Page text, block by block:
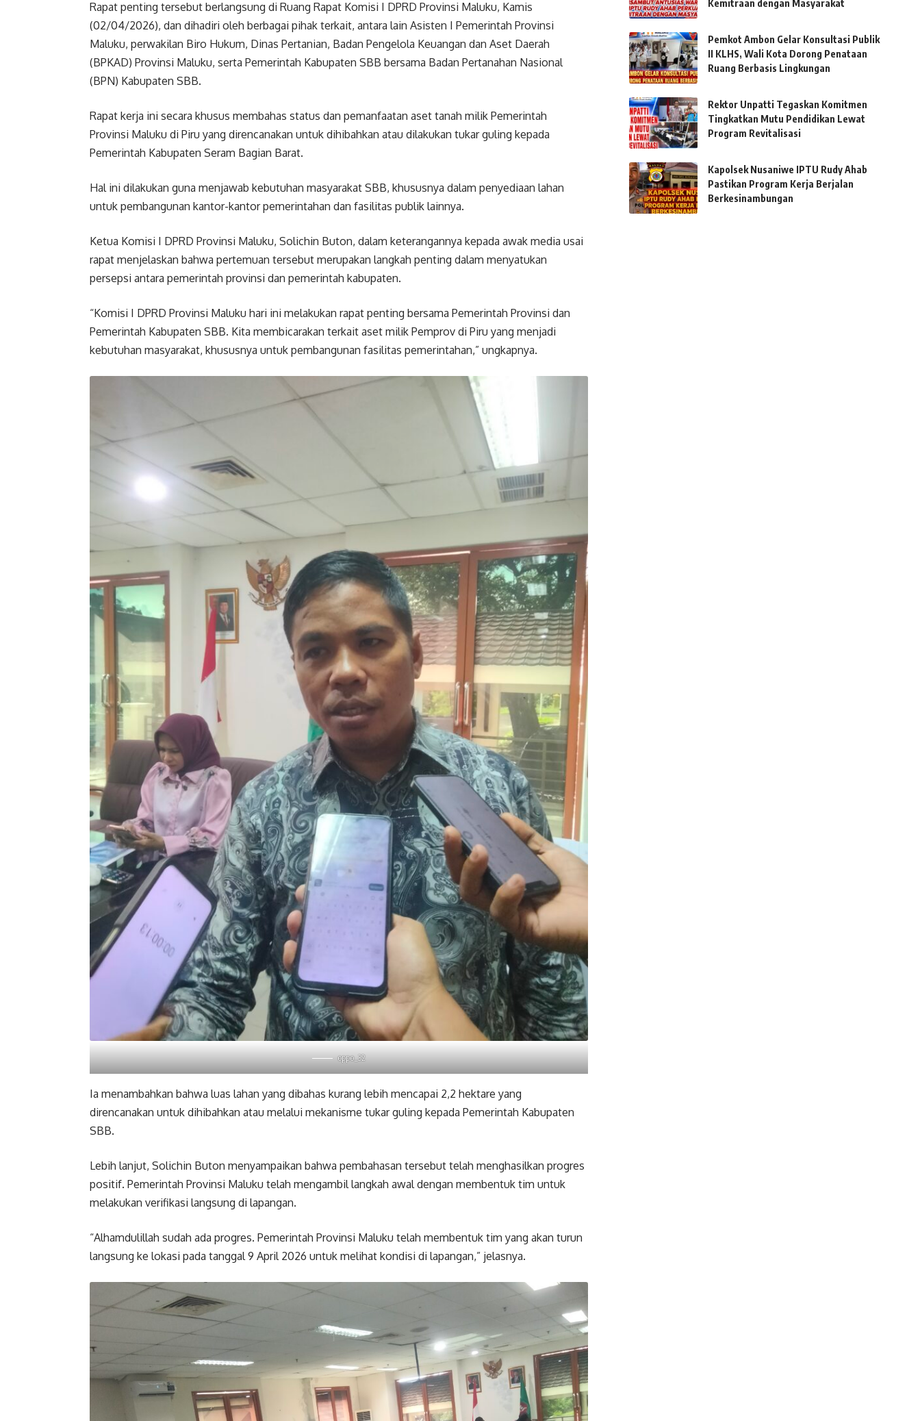
Rapat penting tersebut berlangsung di Ruang Rapat Komisi I DPRD Provinsi Maluku, Kamis
(02/04/2026), dan dihadiri oleh berbagai pihak terkait, antara lain Asisten I Pemerintah Provinsi
Maluku, perwakilan Biro Hukum, Dinas Pertanian, Badan Pengelola Keuangan dan Aset Daerah
(BPKAD) Provinsi Maluku, serta Pemerintah Kabupaten SBB bersama Badan Pertanahan Nasional
(BPN) Kabupaten SBB.
Rapat kerja ini secara khusus membahas status dan pemanfaatan aset tanah milik Pemerintah
Provinsi Maluku di Piru yang direncanakan untuk dihibahkan atau dilakukan tukar guling kepada
Pemerintah Kabupaten Seram Bagian Barat.
Hal ini dilakukan guna menjawab kebutuhan masyarakat SBB, khususnya dalam penyediaan lahan
untuk pembangunan kantor-kantor pemerintahan dan fasilitas publik lainnya.
Ketua Komisi I DPRD Provinsi Maluku, Solichin Buton, dalam keterangannya kepada awak media usai
rapat menjelaskan bahwa pertemuan tersebut merupakan langkah penting dalam menyatukan
persepsi antara pemerintah provinsi dan pemerintah kabupaten.
“Komisi I DPRD Provinsi Maluku hari ini melakukan rapat penting bersama Pemerintah Provinsi dan
Pemerintah Kabupaten SBB. Kita membicarakan terkait aset milik Pemprov di Piru yang menjadi
kebutuhan masyarakat, khususnya untuk pembangunan fasilitas pemerintahan,” ungkapnya.
oppo_32
Ia menambahkan bahwa luas lahan yang dibahas kurang lebih mencapai 2,2 hektare yang
direncanakan untuk dihibahkan atau melalui mekanisme tukar guling kepada Pemerintah Kabupaten
SBB.
Lebih lanjut, Solichin Buton menyampaikan bahwa pembahasan tersebut telah menghasilkan progres
positif. Pemerintah Provinsi Maluku telah mengambil langkah awal dengan membentuk tim untuk
melakukan verifikasi langsung di lapangan.
“Alhamdulillah sudah ada progres. Pemerintah Provinsi Maluku telah membentuk tim yang akan turun
langsung ke lokasi pada tanggal 9 April 2026 untuk melihat kondisi di lapangan,” jelasnya.
Kemitraan dengan Masyarakat
Pemkot Ambon Gelar Konsultasi Publik
II KLHS, Wali Kota Dorong Penataan
Ruang Berbasis Lingkungan
Rektor Unpatti Tegaskan Komitmen
Tingkatkan Mutu Pendidikan Lewat
Program Revitalisasi
Kapolsek Nusaniwe IPTU Rudy Ahab
Pastikan Program Kerja Berjalan
Berkesinambungan